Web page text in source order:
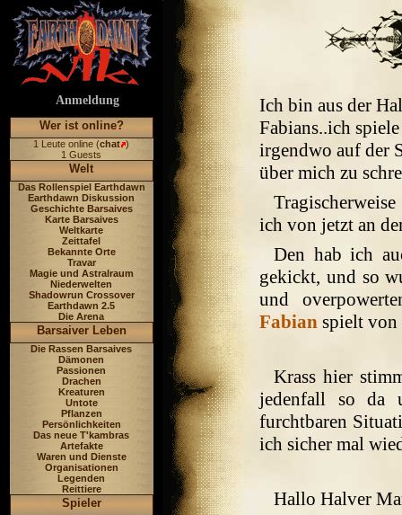
Anmeldung
Wer ist online?
1 Leute online (chat )
1 Guests
Welt
Das Rollenspiel Earthdawn
Earthdawn Diskussion
Geschichte Barsaives
Karte Barsaives
Weltkarte
Zeittafel
Bekannte Orte
Travar
Magie und Astralraum
Niederwelten
Shadowrun Crossover
Earthdawn 2.5
Die Arena
Barsaiver Leben
Die Rassen Barsaives
Dämonen
Passionen
Drachen
Kreaturen
Untote
Pflanzen
Persönlichkeiten
Das neue T'kambras
Artefakte
Waren und Dienste
Organisationen
Legenden
Reittiere
Spieler
Ich bin aus der
Fabians..ich
irgendwo auf der
über mich zu
ich von jetzt an
Den hab ich
gekickt, und so
und
Fabian spielt von
Krass hier
jedenfall so da
furchtbaren
ich sicher mal
Hallo Halver